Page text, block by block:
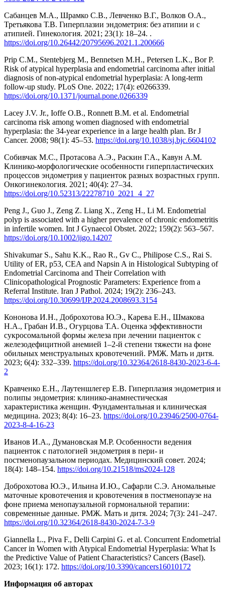
Сабанцев М.А., Шрамко С.В., Левченко В.Г., Волков О.А.,
Третьякова Т.В. Гиперплазии эндометрия: без атипии и с
атипией. Гинекология. 2021; 23(1): 18–24. .
https://doi.org/10.26442/20795696.2021.1.200666
Prip C.M., Stentebjerg M., Bennetsen M.H., Petersen L.K., Bor P.
Risk of atypical hyperplasia and endometrial carcinoma after initial
diagnosis of non-atypical endometrial hyperplasia: A long-term
follow-up study. PLoS One. 2022; 17(4): e0266339.
https://doi.org/10.1371/journal.pone.0266339
Lacey J.V. Jr., Ioffe O.B., Ronnett B.M. et al. Endometrial
carcinoma risk among women diagnosed with endometrial
hyperplasia: the 34-year experience in a large health plan. Br J
Cancer. 2008; 98(1): 45–53. https://doi.org/10.1038/sj.bjc.6604102
Собивчак М.С., Протасова А.Э., Раскин Г.А., Кавун А.М.
Клинико-морфологические особенности гиперпластических
процессов эндометрия у пациенток разных возрастных групп.
Онкогинекология. 2021; 40(4): 27–34.
https://doi.org/10.52313/22278710_2021_4_27
Peng J., Guo J., Zeng Z. Liang X., Zeng H., Li M. Endometrial
polyp is associated with a higher prevalence of chronic endometritis
in infertile women. Int J Gynaecol Obstet. 2022; 159(2): 563–567.
https://doi.org/10.1002/ijgo.14207
Shivakumar S., Sahu K.K., Rao R., Gv C., Philipose C.S., Rai S.
Utility of ER, p53, CEA and Napsin A in Histological Subtyping of
Endometrial Carcinoma and Their Correlation with
Clinicopathological Prognostic Parameters: Experience from a
Referral Institute. Iran J Pathol. 2024; 19(2): 236–243.
https://doi.org/10.30699/IJP.2024.2008693.3154
Кононова И.Н., Доброхотова Ю.Э., Карева Е.Н., Шмакова
Н.А., Грабан И.В., Огурцова Т.А. Оценка эффективности
сукросомальной формы железа при лечении пациенток с
железодефицитной анемией 1–2-й степени тяжести на фоне
обильных менструальных кровотечений. РМЖ. Мать и дитя.
2023; 6(4): 332–339. https://doi.org/10.32364/2618-8430-2023-6-4-
2
Кравченко Е.Н., Лаутеншлегер Е.В. Гиперплазия эндометрия и
полипы эндометрия: клинико-анамнестическая
характеристика женщин. Фундаментальная и клиническая
медицина. 2023; 8(4): 16–23. https://doi.org/10.23946/2500-0764-
2023-8-4-16-23
Иванов И.А., Думановская М.Р. Особенности ведения
пациенток с патологией эндометрия в пери- и
постменопаузальном периодах. Медицинский совет. 2024;
18(4): 148–154. https://doi.org/10.21518/ms2024-128
Доброхотова Ю.Э., Ильина И.Ю., Сафарли С.Э. Аномальные
маточные кровотечения и кровотечения в постменопаузе на
фоне приема менопаузальной гормональной терапии:
современные данные. РМЖ. Мать и дитя. 2024; 7(3): 241–247.
https://doi.org/10.32364/2618-8430-2024-7-3-9
Giannella L., Piva F., Delli Carpini G. et al. Concurrent Endometrial
Cancer in Women with Atypical Endometrial Hyperplasia: What Is
the Predictive Value of Patient Characteristics? Cancers (Basel).
2023; 16(1): 172. https://doi.org/10.3390/cancers16010172
Информация об авторах